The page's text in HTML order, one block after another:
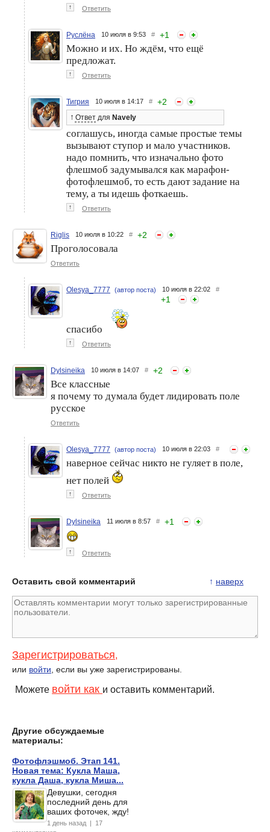
↑ Ответить
Руслёна 10 июля в 9:53 # +1
Можно и их. Но ждём, что ещё
предложат.
↑ Ответить
Тигрия 10 июля в 14:17 # +2
↑ Ответ для Navely
соглашусь, иногда самые простые темы
вызывают ступор и мало участников.
надо помнить, что изначально фото
флешмоб задумывался как марафон-
фотофлешмоб, то есть дают задание на
тему, а ты идешь фоткаешь.
↑ Ответить
Riglis 10 июля в 10:22 # +2
Проголосовала
Ответить
Olesya_7777 (автор поста) 10 июля в 22:02 #
+1
спасибо
↑ Ответить
Dylsineika 10 июля в 14:07 # +2
Все классные
я почему то думала будет лидировать поле
русское
Ответить
Olesya_7777 (автор поста) 10 июля в 22:03 #
наверное сейчас никто не гуляет в поле,
нет полей
↑ Ответить
Dylsineika 11 июля в 8:57 # +1
↑ Ответить
↑ наверх
Оставить свой комментарий
Зарегистрироваться,
или войти , если вы уже зарегистрированы.
Можете войти как и оставить комментарий.
Другие обсуждаемые
материалы:
Фотофлэшмоб. Этап 141.
Новая тема: Кукла Маша,
кукла Даша, кукла Миша...
Девушки, сегодня
последний день для
ваших фоточек, жду!
1 день назад | 17